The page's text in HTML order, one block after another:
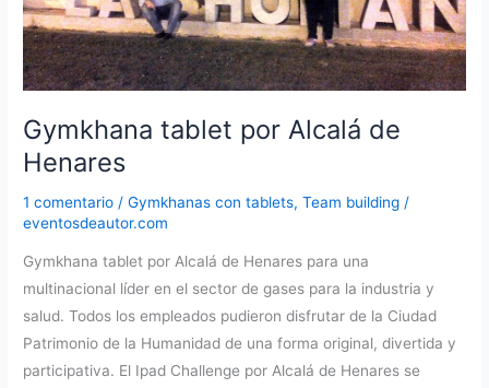
Gymkhana tablet por Alcalá de
Henares
1 comentario /Gymkhanas con tablets,Team building /
eventosdeautor.com
Gymkhana tablet por Alcalá de Henares para una
multinacional líder en el sector de gases para la industria y
salud. Todos los empleados pudieron disfrutar de la Ciudad
Patrimonio de la Humanidad de una forma original, divertida y
participativa. El Ipad Challenge por Alcalá de Henares se